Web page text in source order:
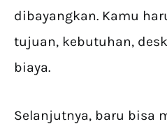
dibayangkan. Kamu
tujuan, kebutuhan,
biaya.
Selanjutnya, baru bisa